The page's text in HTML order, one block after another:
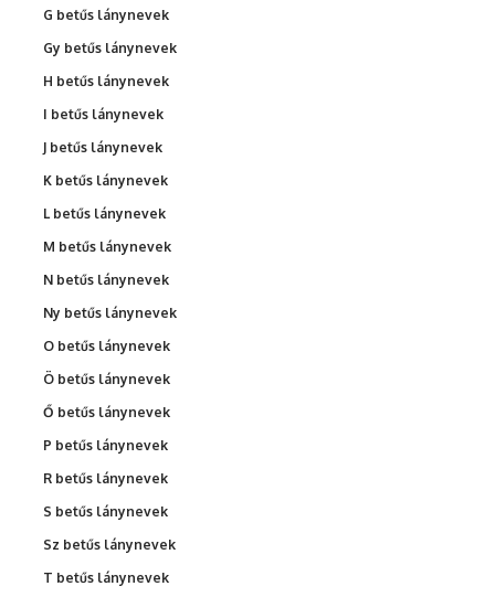
G betűs lánynevek
Gy betűs lánynevek
H betűs lánynevek
I betűs lánynevek
J betűs lánynevek
K betűs lánynevek
L betűs lánynevek
M betűs lánynevek
N betűs lánynevek
Ny betűs lánynevek
O betűs lánynevek
Ö betűs lánynevek
Ő betűs lánynevek
P betűs lánynevek
R betűs lánynevek
S betűs lánynevek
Sz betűs lánynevek
T betűs lánynevek